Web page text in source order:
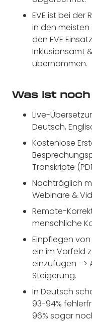
EVE ist bei der
in den meisten
den EVE
Inklusionsamt
übernommen.
Was ist
Live-
Deutsch,
Kostenlose
Transkripte
Nachträglich
Webinare &
Remote-
menschliche
Einpflegen
ein im Vorfeld
einzufügen –>
Steigerung.
In Deutsch
93-94%
96% sogar